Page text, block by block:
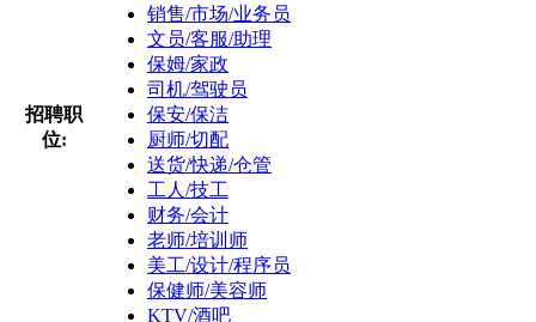
招聘职
位:
销售/市场/业务员
文员/客服/助理
保姆/家政
司机/驾驶员
保安/保洁
厨师/切配
送货/快递/仓管
工人/技工
财务/会计
老师/培训师
美工/设计/程序员
保健师/美容师
KTV/酒吧